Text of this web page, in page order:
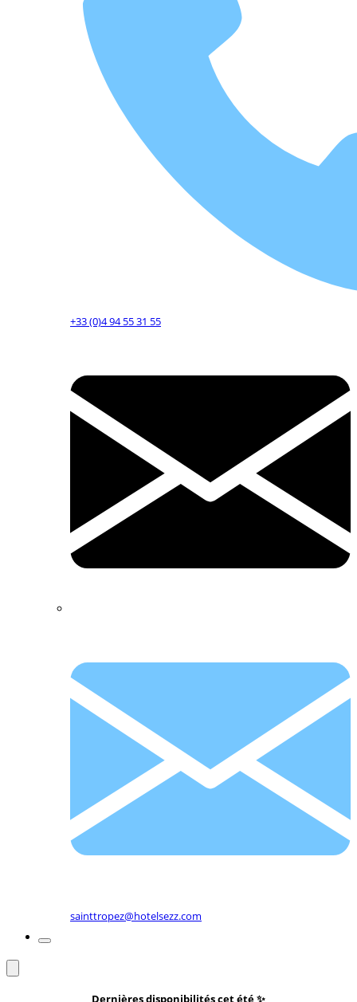
+33 (0)4 94 55 31 55
sainttropez@hotelsezz.com
Dernières disponibilités cet été ✨